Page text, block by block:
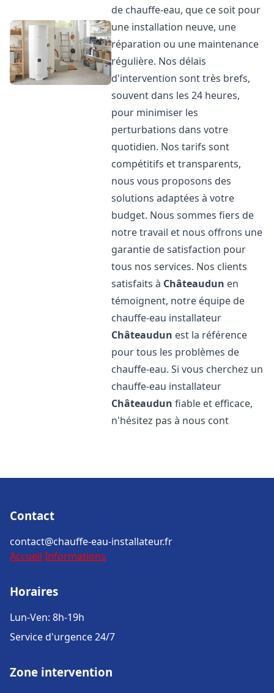
de chauffe-eau, que ce soit pour
une installation neuve, une
réparation ou une maintenance
régulière. Nos délais
d'intervention sont très brefs,
souvent dans les 24 heures,
pour minimiser les
perturbations dans votre
quotidien. Nos tarifs sont
compétitifs et transparents,
nous vous proposons des
solutions adaptées à votre
budget. Nous sommes fiers de
notre travail et nous offrons une
garantie de satisfaction pour
tous nos services. Nos clients
satisfaits à Châteaudun en
témoignent, notre équipe de
chauffe-eau installateur
Châteaudun est la référence
pour tous les problèmes de
chauffe-eau. Si vous cherchez un
chauffe-eau installateur
Châteaudun fiable et efficace,
n'hésitez pas à nous cont
Contact
contact@chauffe-eau-installateur.fr
Accueil Informations
Horaires
Lun-Ven: 8h-19h
Service d'urgence 24/7
Zone intervention